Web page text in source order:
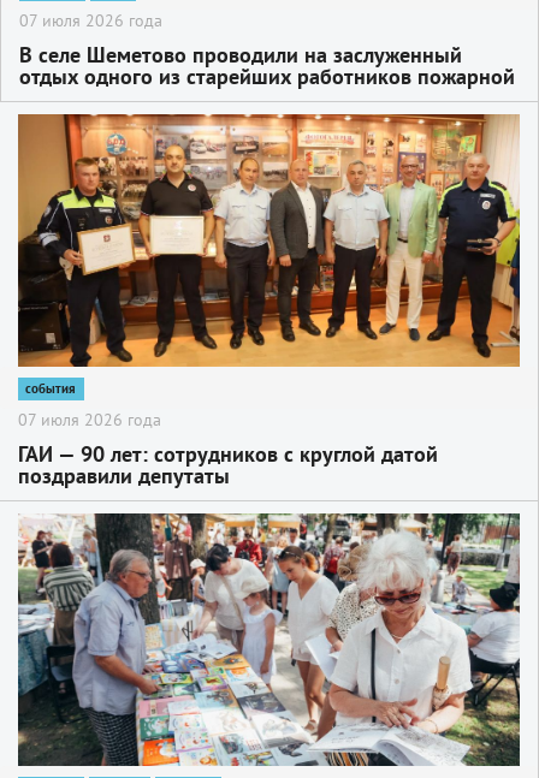
07 июля 2026 года
В селе Шеметово проводили на заслуженный
отдых одного из старейших работников пожарной
охраны Сергиево-Посадского городского округа —
начальника пожарно-спасательной части № 252
Сергея Чебадухина
события
07 июля 2026 года
ГАИ — 90 лет: сотрудников с круглой датой
поздравили депутаты
2